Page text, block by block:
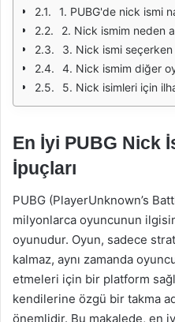
1. PUBG'de nick ismi
2. Nick ismim neden
3. Nick ismi
4. Nick ismim diğer
5. Nick isimleri için
En İyi PUBG Nick
İpuçları
PUBG (PlayerUnknown’s
milyonlarca oyuncunun
oyunudur. Oyun, sadece
kalmaz, aynı zamanda
etmeleri için bir platform
kendilerine özgü bir takma
önemlidir. Bu makalede, en